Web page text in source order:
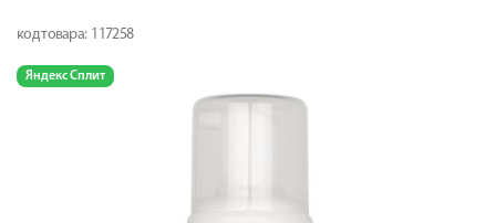
код товара: 117258
Яндекс Сплит